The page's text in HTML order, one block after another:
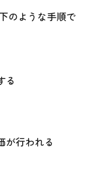
のような手順で
る
が行われる